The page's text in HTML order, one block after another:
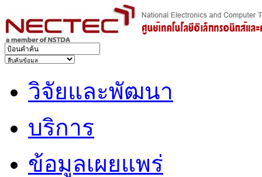
วิจัยและพัฒนา
บริการ
ข้อมูลเผยแพร่